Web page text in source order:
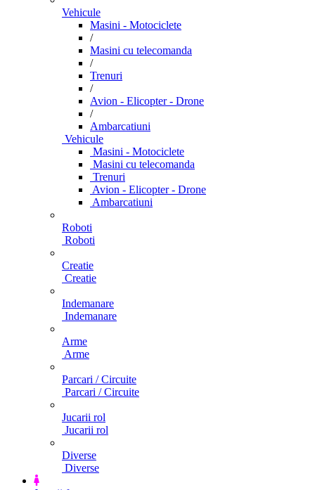
Vehicule
Masini - Motociclete
/
Masini cu telecomanda
/
Trenuri
/
Avion - Elicopter - Drone
/
Ambarcatiuni
Vehicule
Masini - Motociclete
Masini cu telecomanda
Trenuri
Avion - Elicopter - Drone
Ambarcatiuni
Roboti
Roboti
Creatie
Creatie
Indemanare
Indemanare
Arme
Arme
Parcari / Circuite
Parcari / Circuite
Jucarii rol
Jucarii rol
Diverse
Diverse